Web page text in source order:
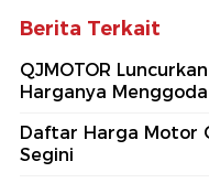
Berita Terkait
QJMOTOR
Harganya Menggoda
Daftar Harga Motor
Segini